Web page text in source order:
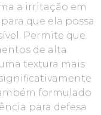
a irritação em
que ela possa
Permite que
de alta
textura mais
formulado
para defesa